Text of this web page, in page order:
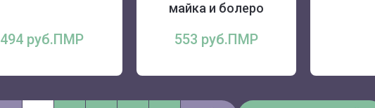
494 руб.ПМР
майка и болеро
553 руб.ПМР